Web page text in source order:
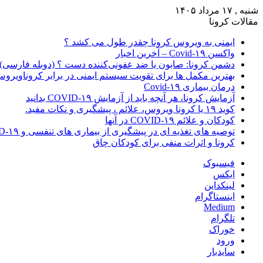
شنبه , ۱۷ مرداد ۱۴۰۵
مقالات کرونا
ایمنی به ویروس کرونا چقدر طول می کشد ؟
واکسن Covid-۱۹ – آخرین اخبار
دشمن کرونا: صابون یا ضد عفونی‌کننده دست ؟ (دوبله فارسی)
بهترین مکمل ها برای تقویت سیستم ایمنی در برابر
درمان بیماری Covid-۱۹
آزمایش کرونا، هر آنچه باید از آزمایش COVID-۱۹ بدانید
کوید ۱۹ یا کرونا ویروس، علائم ، پیشگیری و نکات مفید.
کودکان و علائم COVID-۱۹ در آنها
توصیه های تغذیه ای در پیشگیری از بیماری های تنفسی و COVID-۱۹
کرونا و اثرات منفی برای کودکان چاق
فیسبوک
ایکس
لینکداین
اینستاگرام
Medium
تلگرام
خوراک
ورود
سایدبار